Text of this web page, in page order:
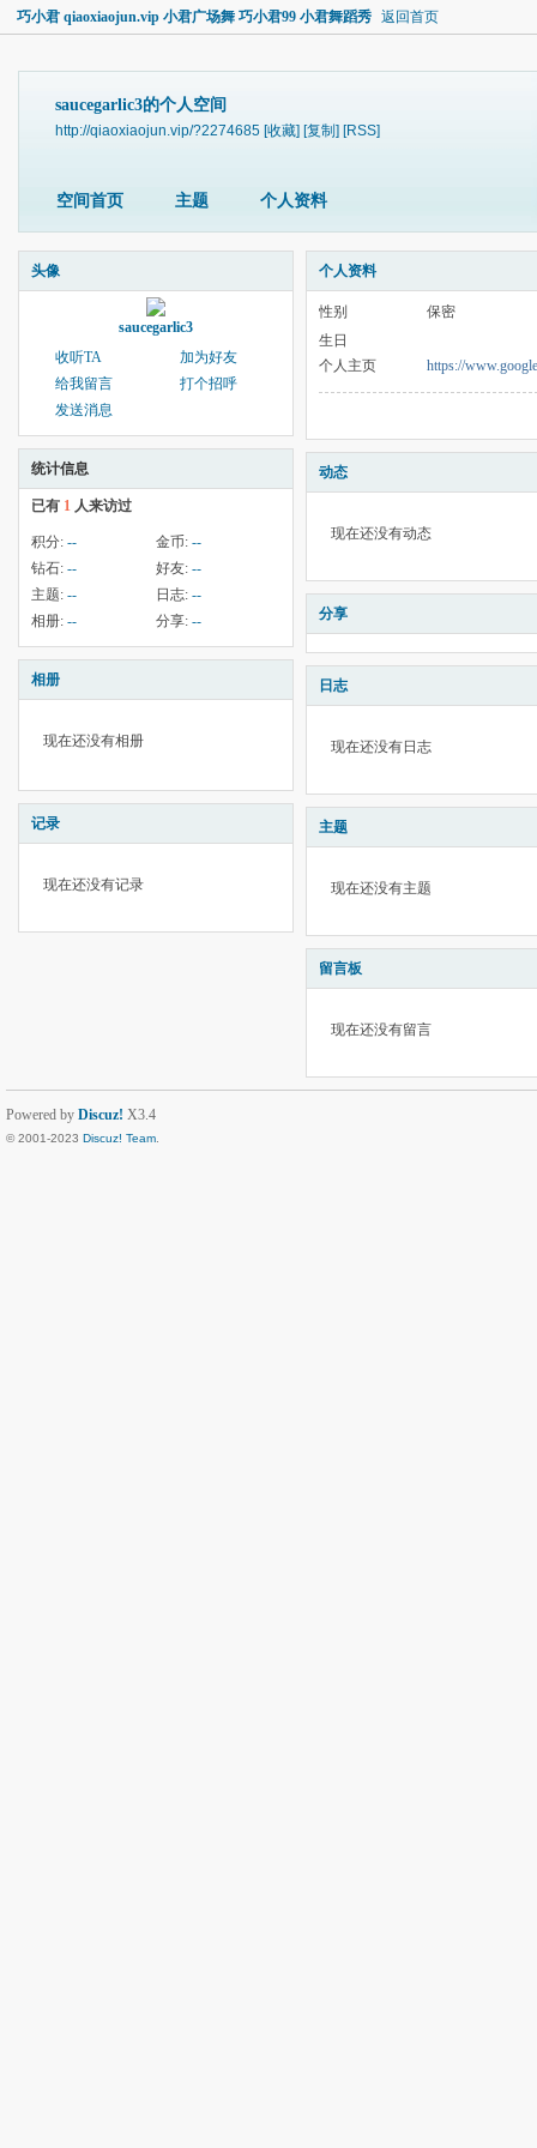
巧小君 qiaoxiaojun.vip 小君广场舞 巧小君99 小君舞蹈秀 返回首页
saucegarlic3的个人空间
http://qiaoxiaojun.vip/?2274685 [收藏] [复制] [RSS]
空间首页 主题 个人资料
头像
saucegarlic3
收听TA
加为好友
给我留言
打个招呼
发送消息
统计信息
已有 1 人来访过
积分: -- 金币: --
钻石: -- 好友: --
主题: -- 日志: --
相册: -- 分享: --
相册
现在还没有相册
记录
现在还没有记录
个人资料
性别
保密
生日
个人主页
https://
动态
现在还没有动态
分享
日志
现在还没有日志
主题
现在还没有主题
留言板
现在还没有留言
Powered by Discuz! X3.4
© 2001-2023 Discuz! Team